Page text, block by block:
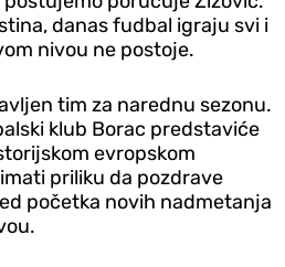
danas fudbal igraju svi i
nivou ne postoje.
tim za narednu sezonu.
klub Borac predstaviće
evropskom
priliku da pozdrave
početka novih nadmetanja